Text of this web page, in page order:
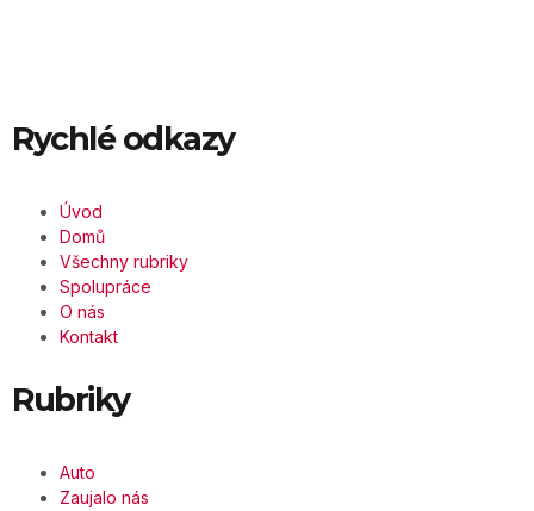
Rychlé odkazy
Úvod
Domů
Všechny rubriky
Spolupráce
O nás
Kontakt
Rubriky
Auto
Zaujalo nás